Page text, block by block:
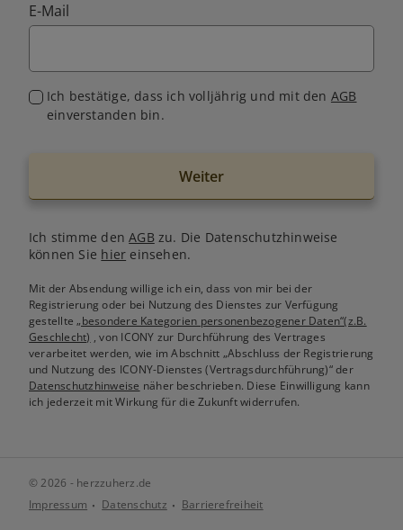
E-Mail
Ich bestätige, dass ich volljährig und mit den AGB
einverstanden bin.
Weiter
Ich stimme denAGB zu. Die Datenschutzhinweise
können Sie hier einsehen.
Mit der Absendung willige ich ein, dass von mir bei der
Registrierung oder bei Nutzung des Dienstes zur Verfügung
gestellte„besondere Kategorien personenbezogener Daten“(z.B.
Geschlecht) , von ICONY zur Durchführung des Vertrages
verarbeitet werden, wie im Abschnitt „Abschluss der Registrierung
und Nutzung des ICONY-Dienstes (Vertragsdurchführung)“ der
Datenschutzhinweise näher beschrieben. Diese Einwilligung kann
ich jederzeit mit Wirkung für die Zukunft widerrufen.
© 2026 - herzzuherz.de
Impressum
Datenschutz Barrierefreiheit